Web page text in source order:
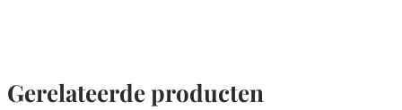
Gerelateerde producten